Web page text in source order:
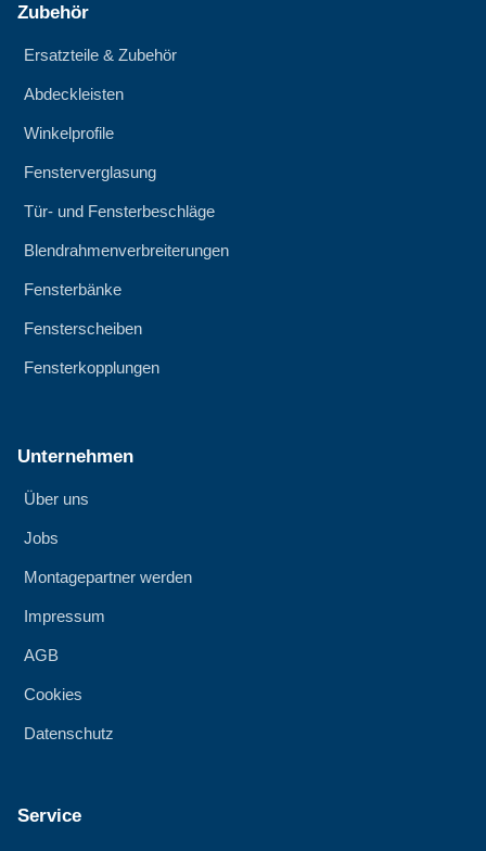
Zubehör
Ersatzteile & Zubehör
Abdeckleisten
Winkelprofile
Fensterverglasung
Tür- und Fensterbeschläge
Blendrahmenverbreiterungen
Fensterbänke
Fensterscheiben
Fensterkopplungen
Unternehmen
Über uns
Jobs
Montagepartner werden
Impressum
AGB
Cookies
Datenschutz
Service